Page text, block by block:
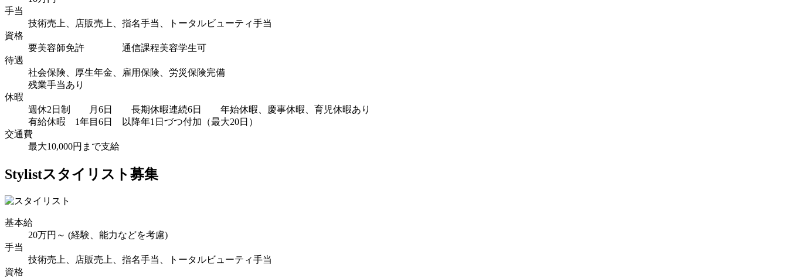
手当
技術売上、店販売上、指名手当、トータルビューティ手当
資格
要美容師免許 通信課程美容学生可
待遇
社会保険、厚生年金、雇用保険、労災保険完備
残業手当あり
休暇
週休2日制 月6日 長期休暇連続6日 年始休暇、慶事休暇、育児休暇あり
有給休暇 1年目6日 以降年1日づつ付加（最大20日）
交通費
最大10,000円まで支給
Stylistスタイリスト募集
基本給
20万円～ (経験、能力などを考慮)
手当
技術売上、店販売上、指名手当、トータルビューティ手当
資格